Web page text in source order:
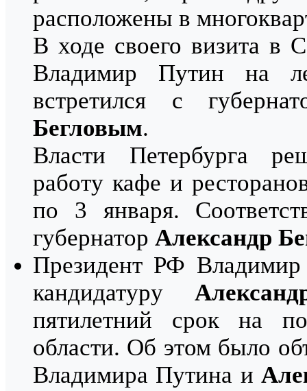
расположены в
В ходе своего визита в
Владимир Путин на
встретился с
Бегловым.
Власти Петербурга
работу кафе и
по 3 января.
губернатор Александр
Президент РФ Владимир
кандидатуру
пятилетний срок на
области. Об этом было
Владимира Путина и